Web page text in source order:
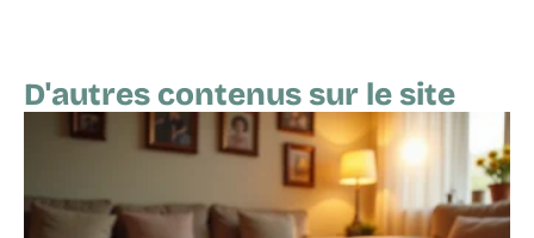
D'autres contenus sur le site